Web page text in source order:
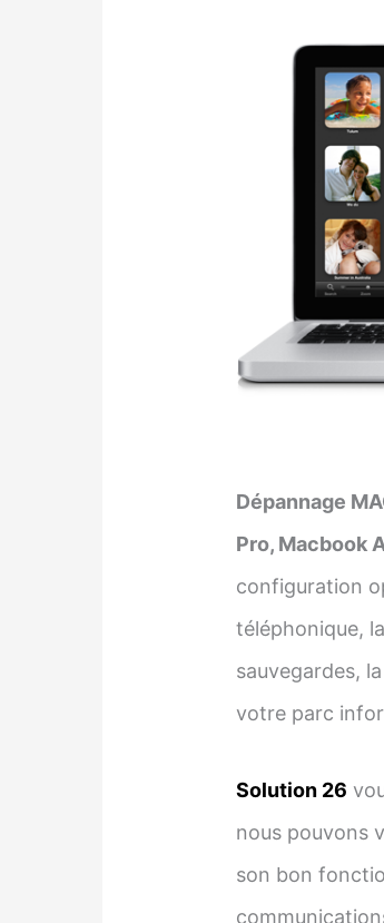
Dépannage
Pro, Macbook
configuration
téléphonique,
sauvegardes,
votre parc
Solution 26
nous pouvons
son bon